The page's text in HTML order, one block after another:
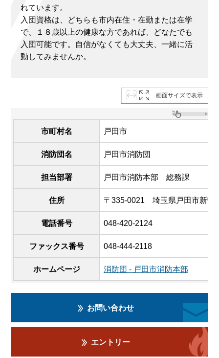
れています。
入団資格は、どちらも市内在住・在勤または在学
で、１８歳以上の健康な方であれば、どなたでも
入団可能です。自信がなくても大丈夫、一緒に活
動してみませんか。
画面サイズで表示
市町村名 戸田市
消防団名 戸田市消防団
担当部署 戸田市消防本部 総務課
住所 〒335-0021 埼玉県戸田市新曽
電話番号 048-420-2124
ファックス番号 048-444-2118
ホームページ 消防団 - 戸田市消防本部
お問い合わせ
エントリー